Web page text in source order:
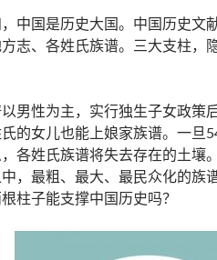
中国是历史大国。中国历史文
志、各姓氏族谱。三大支柱，
男性为主，实行独生子女政策
的女儿也能上娘家族谱。一旦
各姓氏族谱将失去存在的土壤
，最粗、最大、最民众化的族
柱子能支撑中国历史吗？